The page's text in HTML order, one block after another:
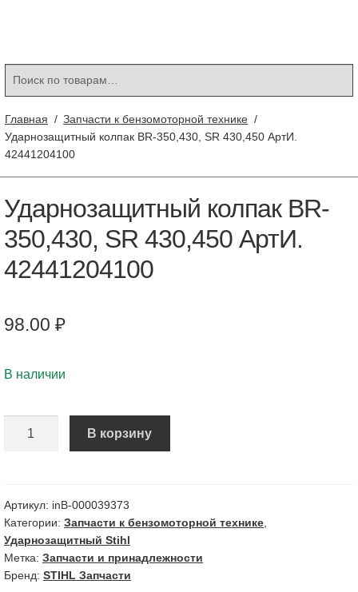
Главная / Запчасти к бензомоторной технике /
Ударнозащитный колпак BR-350,430, SR 430,450 АртИ.
42441204100
Ударнозащитный колпак BR-
350,430, SR 430,450 АртИ.
42441204100
98.00 ₽
В наличии
350,430,
SR
430,450
АртИ.
42441204100
В корзину
Артикул: inВ-000039373
Категории: Запчасти к бензомоторной технике,
Ударнозащитный Stihl
Метка: Запчасти и принадлежности
Бренд: STIHL Запчасти